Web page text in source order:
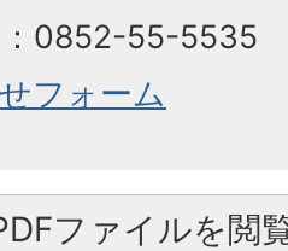
0852-55-5535
フォーム
ファイルを閲